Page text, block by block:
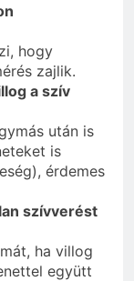
hogy
zajlik.
a szív
után is
is
érdemes
szívverést
ha villog
együtt